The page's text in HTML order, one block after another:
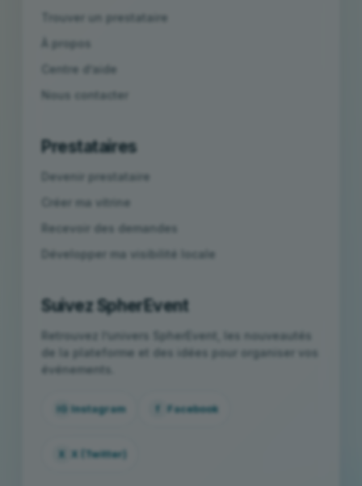
Trouver un prestataire
À propos
Centre d’aide
Nous contacter
Prestataires
Devenir prestataire
Créer ma vitrine
Recevoir des demandes
Développer ma visibilité locale
Suivez SpherEvent
Retrouvez l’univers SpherEvent, les nouveautés
de la plateforme et des idées pour organiser vos
événements.
IG Instagram Facebook
X X (Twitter)